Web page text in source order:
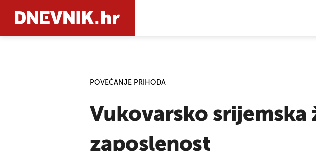
POVEĆANJE PRIHODA
Vukovarsko srijemska
zaposlenost